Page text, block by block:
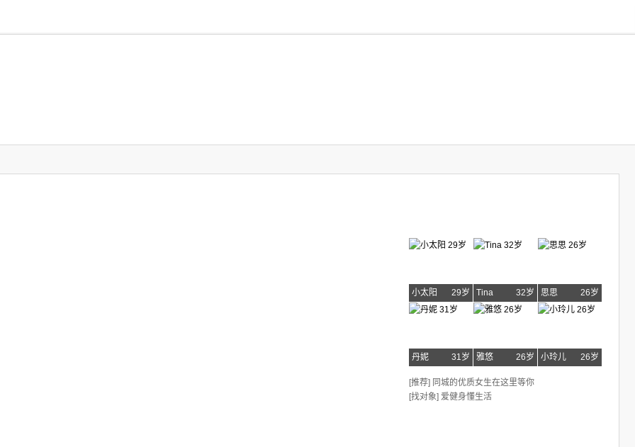
小太阳 29岁 Tina 32岁 思思 26岁
丹妮 31岁 雅悠 26岁 小玲儿 26岁
[推荐] 同城的优质女生在这里等你
[找对象] 爱健身懂生活